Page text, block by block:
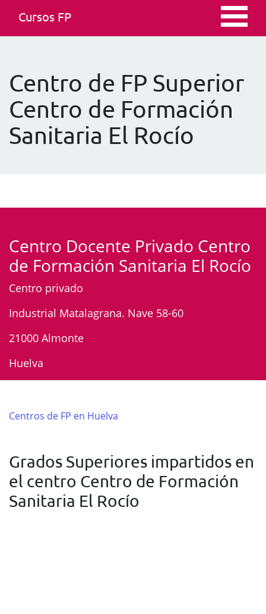
Cursos FP
Centro de FP Superior
Centro de Formación
Sanitaria El Rocío
Centro Docente Privado Centro
de Formación Sanitaria El Rocío
Centro privado
Industrial Matalagrana. Nave 58-60
21000 Almonte
Huelva
Centros de FP en Huelva
Grados Superiores impartidos en
el centro Centro de Formación
Sanitaria El Rocío